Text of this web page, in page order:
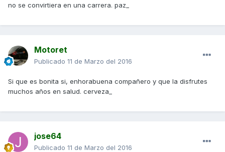
no se convirtiera en una carrera. paz_
Motoret
Publicado 11 de Marzo del 2016
Si que es bonita si, enhorabuena compañero y que la disfrutes
muchos años en salud. cerveza_
jose64
Publicado 11 de Marzo del 2016